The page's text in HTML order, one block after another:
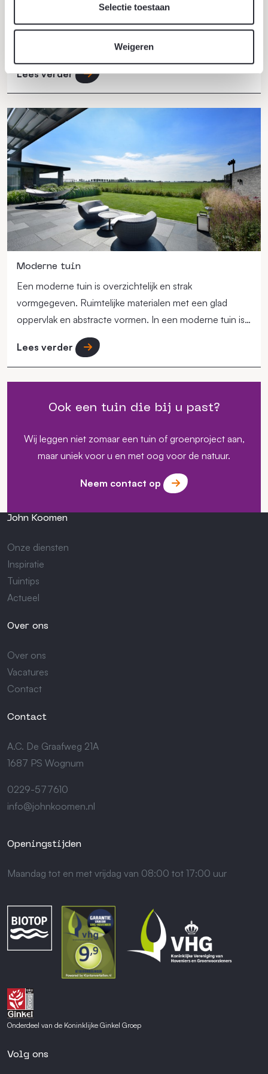
Selectie toestaan
Weigeren
Vooral op warme dagen neemt het verlangen naar
afkoeling in het frisse water toe, het allerliefst in eigen
Lees verder
Moderne tuin
Een moderne tuin is overzichtelijk en strak
vormgegeven. Ruimtelijke materialen met een glad
oppervlak en abstracte vormen. In een moderne tuin is
de beplanting minder aanwezig dan in andere tuinstijlen.
Er wordt vaak gekozen voor slechts enkele
plantsoorten.
Lees verder
Ook een tuin die bij u past?
Wij leggen niet zomaar een tuin of groenproject aan,
maar uniek voor u en met oog voor de natuur.
Neem contact op
John Koomen
Onze diensten
Inspiratie
Tuintips
Actueel
Over ons
Over ons
Vacatures
Contact
Contact
A.C. De Graafweg 21A
1687 PS Wognum
0229-577610
info@johnkoomen.nl
Openingstijden
Maandag tot en met vrijdag van 08:00 tot 17:00 uur
Onderdeel van de Koninklijke Ginkel Groep
Volg ons